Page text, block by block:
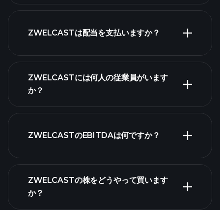
ZWELCASTは配当を支払いますか？
高配当株
ZWELCASTには何人の従業員がいます
か？
大の雇用主
ZWELCASTのEBITDAは何ですか？
ZWELCASTの株をどうやって買います
か？